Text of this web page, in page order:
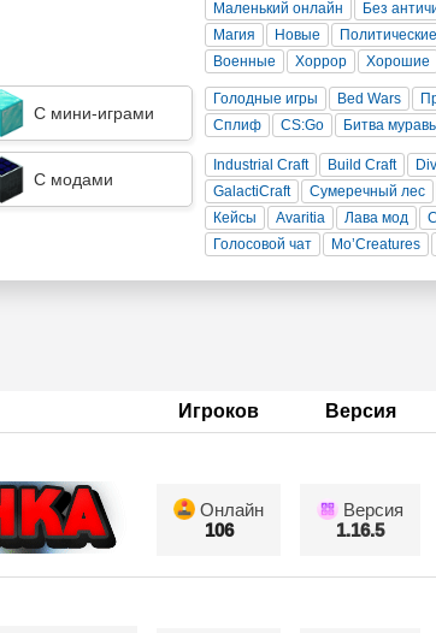
Маленький онлайн
Без
Магия
Новые Политические
Военные
Хоррор Хорошие
С мини-играми
Голодные игры Bed Wars
Сплиф
CS:Go Битва
С модами
Industrial Craft Build Craft
GalactiCraft
Сумеречный лес
Кейсы
Avaritia Лава мод
Голосовой чат
Mo’Creatures
Игроков Версия
Онлайн
106
Версия
1.16.5